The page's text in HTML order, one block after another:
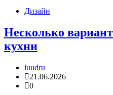
Дизайн
Несколько
кухни
luudru
21.06.2026
0